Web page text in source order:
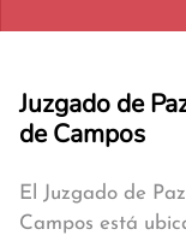
Juzgado de
de Campos
El Juzgado de
Campos está